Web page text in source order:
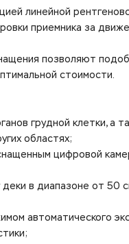
линейной
приемника за
позволяют
стоимости.
грудной клетки, а
областях;
цифровой
в диапазоне от 50
автоматического